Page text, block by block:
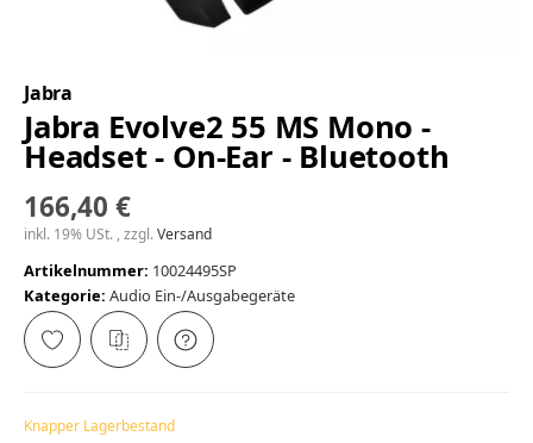
Jabra
Jabra Evolve2 55 MS Mono -
Headset - On-Ear - Bluetooth
166,40 €
inkl. 19% USt. , zzgl.Versand
Artikelnummer: 10024495SP
Kategorie: Audio Ein-/Ausgabegeräte
Knapper Lagerbestand